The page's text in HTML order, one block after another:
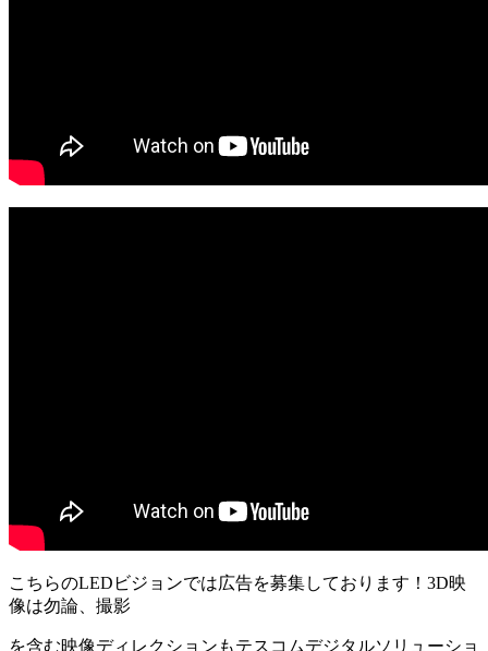
こちらのLEDビジョンでは広告を募集しております！3D映
像は勿論、撮影
を含む映像ディレクションもテスコムデジタルソリューショ